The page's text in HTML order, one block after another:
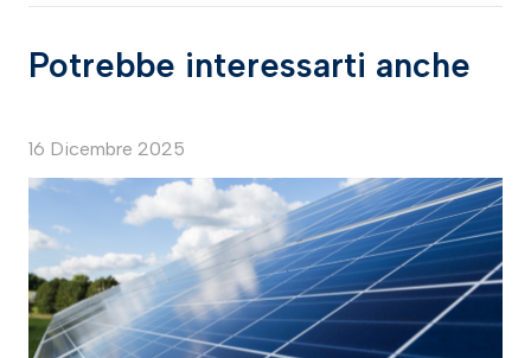
Potrebbe interessarti anche
16 Dicembre 2025